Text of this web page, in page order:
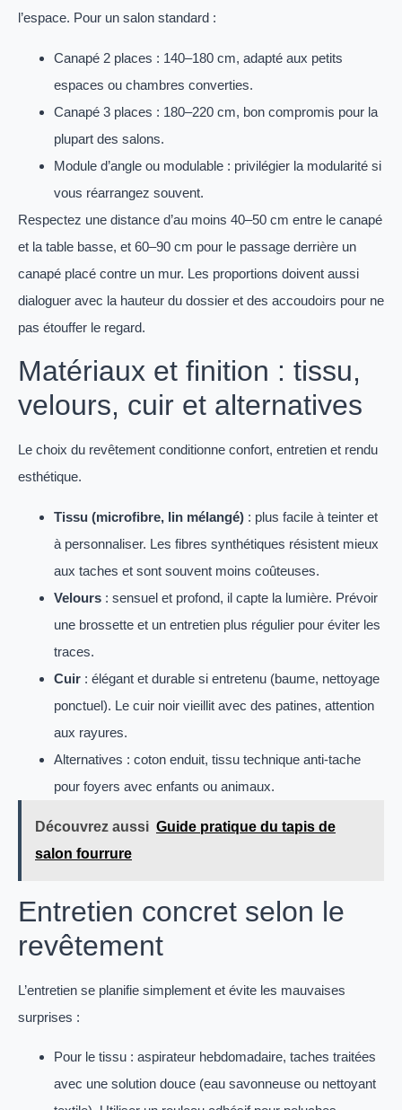
l’espace. Pour un salon standard :
Canapé 2 places : 140–180 cm, adapté aux petits
espaces ou chambres converties.
Canapé 3 places : 180–220 cm, bon compromis pour la
plupart des salons.
Module d’angle ou modulable : privilégier la modularité si
vous réarrangez souvent.
Respectez une distance d’au moins 40–50 cm entre le canapé
et la table basse, et 60–90 cm pour le passage derrière un
canapé placé contre un mur. Les proportions doivent aussi
dialoguer avec la hauteur du dossier et des accoudoirs pour ne
pas étouffer le regard.
Matériaux et finition : tissu,
velours, cuir et alternatives
Le choix du revêtement conditionne confort, entretien et rendu
esthétique.
Tissu (microfibre, lin mélangé) : plus facile à teinter et
à personnaliser. Les fibres synthétiques résistent mieux
aux taches et sont souvent moins coûteuses.
Velours : sensuel et profond, il capte la lumière. Prévoir
une brossette et un entretien plus régulier pour éviter les
traces.
Cuir : élégant et durable si entretenu (baume, nettoyage
ponctuel). Le cuir noir vieillit avec des patines, attention
aux rayures.
Alternatives : coton enduit, tissu technique anti-tache
pour foyers avec enfants ou animaux.
Découvrez aussi Guide pratique du tapis de
salon fourrure
Entretien concret selon le
revêtement
L’entretien se planifie simplement et évite les mauvaises
surprises :
Pour le tissu : aspirateur hebdomadaire, taches traitées
avec une solution douce (eau savonneuse ou nettoyant